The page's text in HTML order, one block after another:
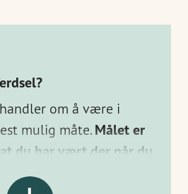
om å være i
mulig måte.Målet er
du har vært der når du
huskeregler: